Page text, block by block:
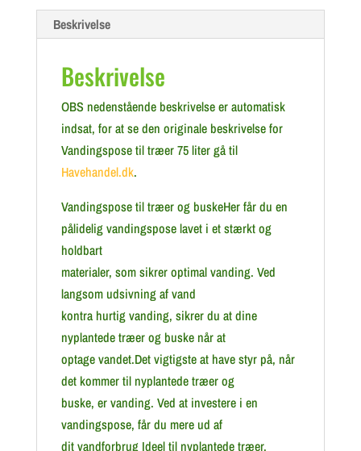
Beskrivelse
Beskrivelse
OBS nedenstående beskrivelse er automatisk
indsat, for at se den originale beskrivelse for
Vandingspose til træer 75 liter gå til
Havehandel.dk.
Vandingspose til træer og buskeHer får du en
pålidelig vandingspose lavet i et stærkt og
holdbart
materialer, som sikrer optimal vanding. Ved
langsom udsivning af vand
kontra hurtig vanding, sikrer du at dine
nyplantede træer og buske når at
optage vandet.Det vigtigste at have styr på, når
det kommer til nyplantede træer og
buske, er vanding. Ved at investere i en
vandingspose, får du mere ud af
dit vandforbrug Ideel til nyplantede træer.